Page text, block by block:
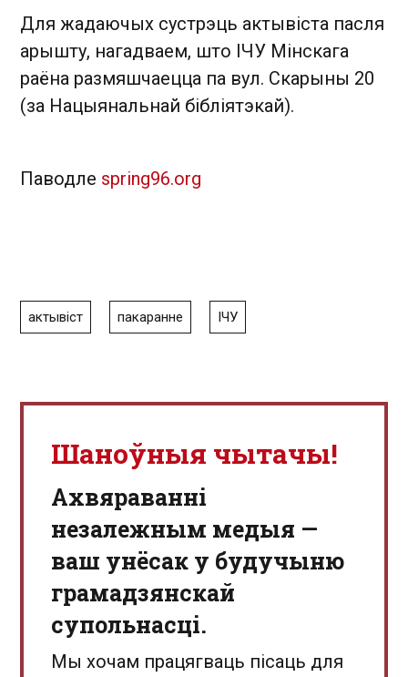
Для жадаючых сустрэць актывіста пасля
арышту, нагадваем, што ІЧУ Мінскага
раёна размяшчаецца па вул. Скарыны 20
(за Нацыянальнай бібліятэкай).
Паводле spring96.org
актывіст пакаранне ІЧУ
Шаноўныя чытачы!
Aхвяраванні
незалежным медыя —
ваш унёсак у будучыню
грамадзянскай
супольнасці.
Мы хочам працягваць пісаць для